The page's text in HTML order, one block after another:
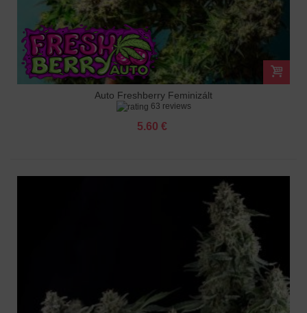
Auto Freshberry Feminizált
63 reviews
5.60 €